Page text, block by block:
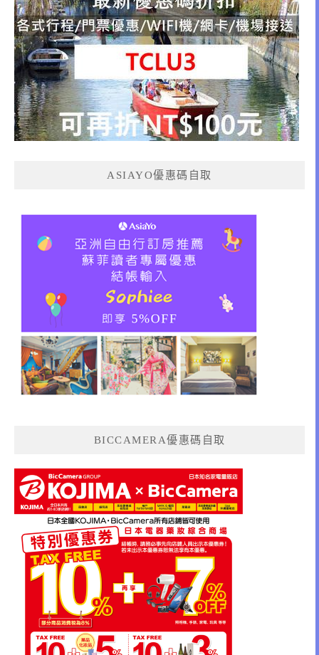
ASIAYO優惠碼自取
BICCAMERA優惠碼自取